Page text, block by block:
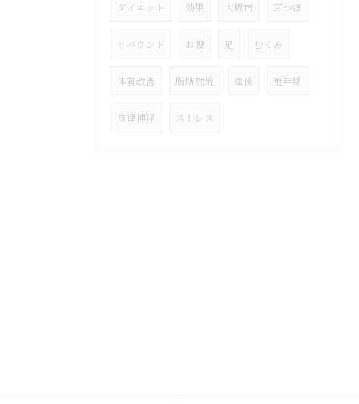
ダイエット 効果 大阪市 耳つぼ
リバウンド お腹 足 むくみ
体質改善 脂肪燃焼 産後 更年期
自律神経 ストレス